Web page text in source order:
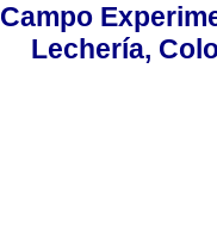
Campo
Lechería,